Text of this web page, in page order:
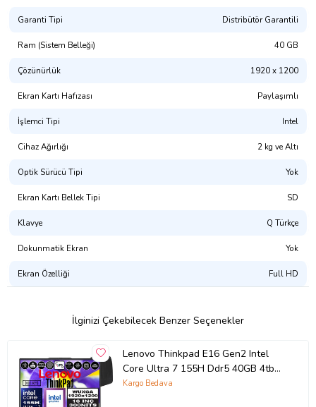
Garanti Tipi Distribütör Garantili
Ram (Sistem Belleği) 40 GB
Çözünürlük 1920 x 1200
Ekran Kartı Hafızası Paylaşımlı
İşlemci Tipi Intel
Cihaz Ağırlığı 2 kg ve Altı
Optik Sürücü Tipi Yok
Ekran Kartı Bellek Tipi SD
Klavye Q Türkçe
Dokunmatik Ekran Yok
Ekran Özelliği Full HD
İlginizi Çekebilecek Benzer Seçenekler
Lenovo Thinkpad E16 Gen2 Intel
Core Ultra 7 155H Ddr5 40GB 4tb
SSD Intel® Aı Boost 16" Wuxga IPS
Kargo Bedava